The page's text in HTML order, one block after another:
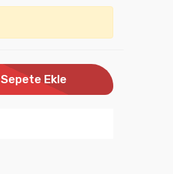
Sepete Ekle